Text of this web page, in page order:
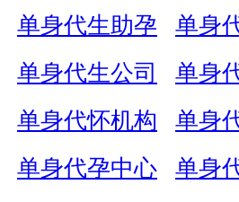
单身代生助孕
单身
单身代生公司
单身
单身代怀机构
单身
单身代孕中心
单身